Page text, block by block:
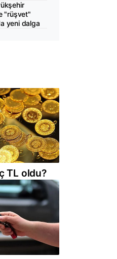
"rüşvet"
yeni dalga
TL oldu?